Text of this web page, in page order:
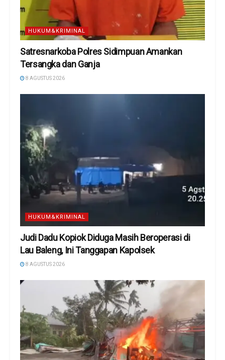
HUKUM&KRIMINAL
Satresnarkoba Polres Sidimpuan Amankan
Tersangka dan Ganja
8 AGUSTUS 2026
HUKUM&KRIMINAL
Judi Dadu Kopiok Diduga Masih Beroperasi di
Lau Baleng, Ini Tanggapan Kapolsek
8 AGUSTUS 2026